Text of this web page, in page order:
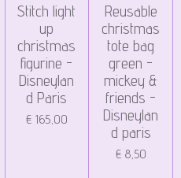
Stitch light
up
christmas
figurine -
Disneylan
d Paris
€ 165,00
Reusable
christmas
tote bag
green -
mickey &
friends -
Disneylan
d paris
€ 8,50